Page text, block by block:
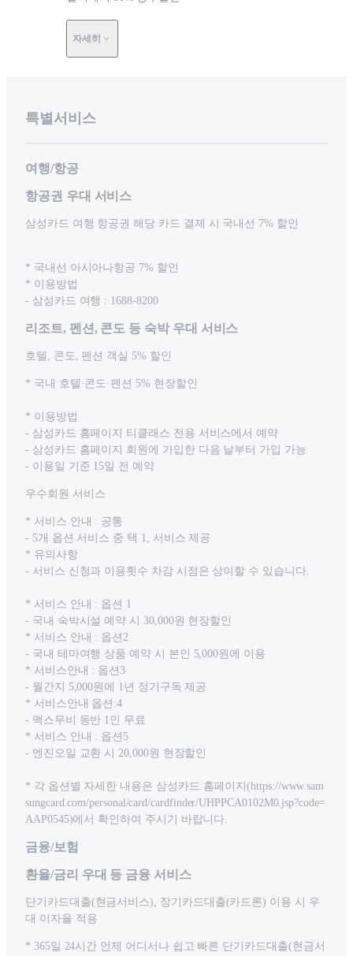
자세히
특별서비스
여행/항공
항공권 우대 서비스
삼성카드 여행 항공권 해당 카드 결제 시 국내선 7% 할인
* 국내선 아시아나항공 7% 할인
* 이용방법
- 삼성카드 여행 : 1688-8200
리조트, 펜션, 콘도 등 숙박 우대 서비스
호텔, 콘도, 펜션 객실 5% 할인
* 국내 호텔·콘도·펜션 5% 현장할인
* 이용방법
- 삼성카드 홈페이지 티클래스 전용 서비스에서 예약
- 삼성카드 홈페이지 회원에 가입한 다음 날부터 가입 가능
- 이용일 기준 15일 전 예약
우수회원 서비스
* 서비스 안내 : 공통
- 5개 옵션 서비스 중 택 1, 서비스 제공
* 유의사항
- 서비스 신청과 이용횟수 차감 시점은 상이할 수 있습니다.
* 서비스 안내 : 옵션 1
- 국내 숙박시설 예약 시 30,000원 현장할인
* 서비스 안내 : 옵션2
- 국내 테마여행 상품 예약 시 본인 5,000원에 이용
* 서비스안내 : 옵션3
- 월간지 5,000원에 1년 정기구독 제공
* 서비스안내 옵션:4
- 맥스무비 동반 1인 무료
* 서비스 안내 : 옵션5
- 엔진오일 교환 시 20,000원 현장할인
* 각 옵션별 자세한 내용은 삼성카드 홈페이지(https://www.sam
sungcard.com/personal/card/cardfinder/UHPPCA0102M0.jsp?code=
AAP0545)에서 확인하여 주시기 바랍니다.
금융/보험
환율/금리 우대 등 금융 서비스
단기카드대출(현금서비스), 장기카드대출(카드론) 이용 시 우
대 이자율 적용
* 365일 24시간 언제 어디서나 쉽고 빠른 단기카드대출(현금서